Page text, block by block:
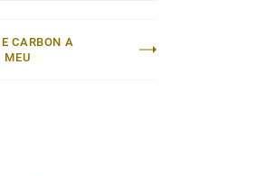
CARBON A
MEU